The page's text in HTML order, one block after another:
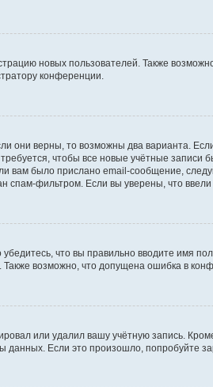
новых пользователей. Также
конференции.
они верны, то возможны два варианта.
чтобы все новые учётные записи
вам было прислано email-сообщение,
спам-фильтром. Если вы уверены, что
что вы правильно вводите имя
возможно, что допущена ошибка в
или удалил вашу учётную запись.
Если это произошло, попробуйте